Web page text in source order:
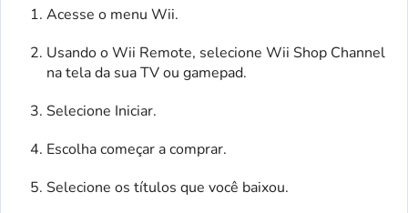
Acesse o menu Wii.
Usando o Wii Remote, selecione Wii Shop Channel
na tela da sua TV ou gamepad.
Selecione Iniciar.
Escolha começar a comprar.
Selecione os títulos que você baixou.